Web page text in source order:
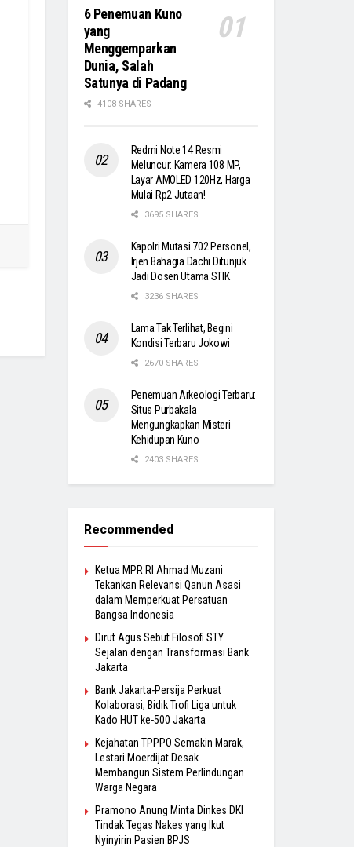
6 Penemuan Kuno
yang
Menggemparkan
Dunia, Salah
Satunya di Padang
4108 SHARES
Redmi Note 14 Resmi
Meluncur: Kamera 108 MP,
Layar AMOLED 120Hz, Harga
Mulai Rp2 Jutaan!
3695 SHARES
Kapolri Mutasi 702 Personel,
Irjen Bahagia Dachi Ditunjuk
Jadi Dosen Utama STIK
3236 SHARES
Lama Tak Terlihat, Begini
Kondisi Terbaru Jokowi
2670 SHARES
Penemuan Arkeologi Terbaru:
Situs Purbakala
Mengungkapkan Misteri
Kehidupan Kuno
2403 SHARES
Recommended
Ketua MPR RI Ahmad Muzani
Tekankan Relevansi Qanun Asasi
dalam Memperkuat Persatuan
Bangsa Indonesia
Dirut Agus Sebut Filosofi STY
Sejalan dengan Transformasi Bank
Jakarta
Bank Jakarta-Persija Perkuat
Kolaborasi, Bidik Trofi Liga untuk
Kado HUT ke-500 Jakarta
Kejahatan TPPPO Semakin Marak,
Lestari Moerdijat Desak
Membangun Sistem Perlindungan
Warga Negara
Pramono Anung Minta Dinkes DKI
Tindak Tegas Nakes yang Ikut
Nyinyirin Pasien BPJS